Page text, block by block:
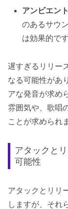
アンビエン
のあるサウ
は効果的です
遅すぎるリリー
なる可能性があ
アな発音が求め
雰囲気や、歌唱
ことが求められ
アタックと
可能性
アタックとリリ
しますが、それ